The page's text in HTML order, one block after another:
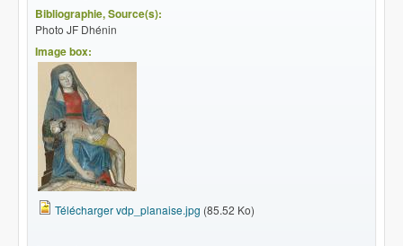
Bibliographie, Source(s):
Photo JF Dhénin
Image box:
Télécharger vdp_planaise.jpg (85.52 Ko)